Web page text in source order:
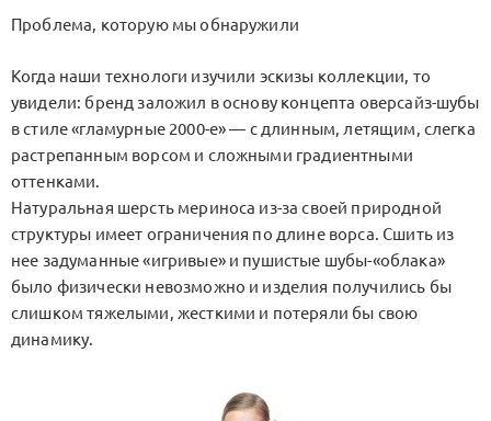
Проблема, которую мы обнаружили
Когда наши технологи изучили эскизы коллекции, то
увидели: бренд заложил в основу концепта оверсайз-шубы
в стиле «гламурные 2000-е» — с длинным, летящим, слегка
растрепанным ворсом и сложными градиентными
оттенками.
Натуральная шерсть мериноса из-за своей природной
структуры имеет ограничения по длине ворса. Сшить из
нее задуманные «игривые» и пушистые шубы-«облака»
было физически невозможно и изделия получились бы
слишком тяжелыми, жесткими и потеряли бы свою
динамику.